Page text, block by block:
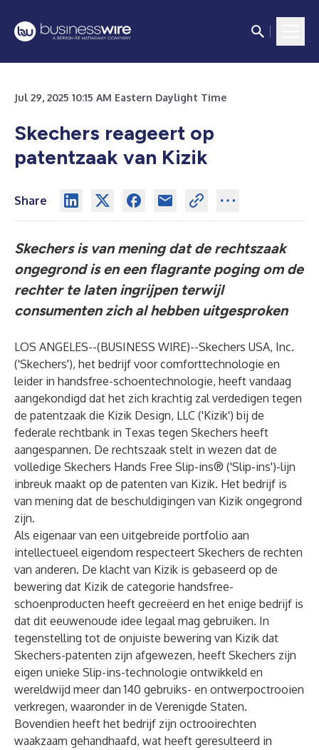
Jul 29, 2025 10:15 AM Eastern Daylight Time
Skechers reageert op
patentzaak van Kizik
Share
Skechers is van mening dat de rechtszaak
ongegrond is en een flagrante poging om de
rechter te laten ingrijpen terwijl
consumenten zich al hebben uitgesproken
LOS ANGELES--(BUSINESS WIRE)--Skechers USA, Inc.
('Skechers'), het bedrijf voor comforttechnologie en
leider in handsfree-schoentechnologie, heeft vandaag
aangekondigd dat het zich krachtig zal verdedigen tegen
de patentzaak die Kizik Design, LLC ('Kizik') bij de
federale rechtbank in Texas tegen Skechers heeft
aangespannen. De rechtszaak stelt in wezen dat de
volledige Skechers Hands Free Slip-ins® ('Slip-ins')-lijn
inbreuk maakt op de patenten van Kizik. Het bedrijf is
van mening dat de beschuldigingen van Kizik ongegrond
zijn.
Als eigenaar van een uitgebreide portfolio aan
intellectueel eigendom respecteert Skechers de rechten
van anderen. De klacht van Kizik is gebaseerd op de
bewering dat Kizik de categorie handsfree-
schoenproducten heeft gecreëerd en het enige bedrijf is
dat dit eeuwenoude idee legaal mag gebruiken. In
tegenstelling tot de onjuiste bewering van Kizik dat
Skechers-patenten zijn afgewezen, heeft Skechers zijn
eigen unieke Slip-ins-technologie ontwikkeld en
wereldwijd meer dan 140 gebruiks- en ontwerpoctrooien
verkregen, waaronder in de Verenigde Staten.
Bovendien heeft het bedrijf zijn octrooirechten
waakzaam gehandhaafd, wat heeft geresulteerd in